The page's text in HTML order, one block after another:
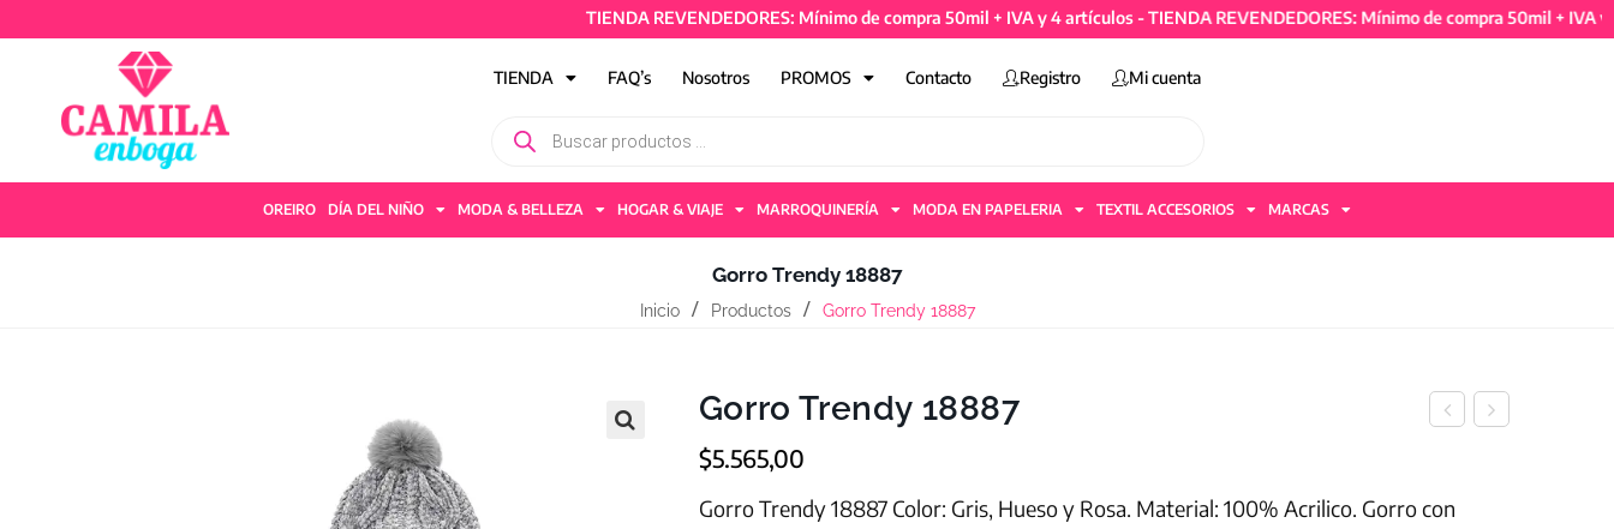
TIENDA REVENDEDORES: Mínimo de compra 50mil + IVA y 4 artículos - TIENDA REVENDEDORES: Mínimo de compra 50mil + IVA y
TIENDA FAQ’s Nosotros PROMOS Contacto Registro Mi cuenta
OREIRO DÍA DEL NIÑO MODA & BELLEZA HOGAR & VIAJE MARROQUINERÍA MODA EN PAPELERIA TEXTIL ACCESORIOS MARCAS
Gorro Trendy 18887
Inicio Productos Gorro Trendy 18887
Gorro Trendy 18887
$5.565,00
Gorro Trendy 18887 Color: Gris, Hueso y Rosa. Material: 100% Acrilico. Gorro con